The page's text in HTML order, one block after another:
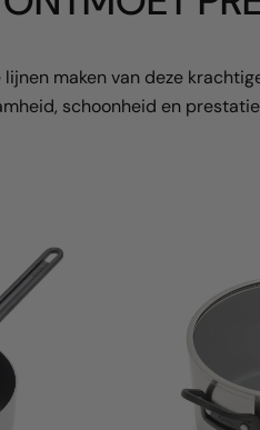
maken van deze
schoonheid en